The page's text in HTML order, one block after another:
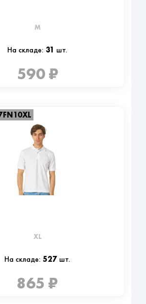
M
На складе: 31 шт.
590 ₽
XL
На складе: 527 шт.
865 ₽